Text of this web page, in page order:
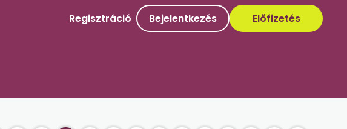
Regisztráció Bejelentkezés Előfizetés